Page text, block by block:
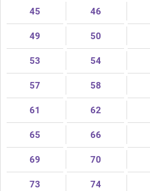
45 46
49 50
53 54
57 58
61 62
65 66
69 70
73 74